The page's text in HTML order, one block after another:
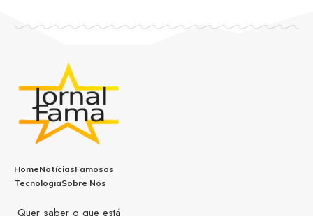
HomeNotíciasFamosos
TecnologiaSobre Nós
Quer saber o que está